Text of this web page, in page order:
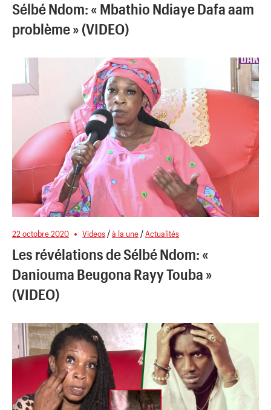
Sélbé Ndom: « Mbathio Ndiaye Dafa aam
problème » (VIDEO)
22 octobre 2020 Videos/à la une/Actualités
Les révélations de Sélbé Ndom: «
Daniouma Beugona Rayy Touba »
(VIDEO)